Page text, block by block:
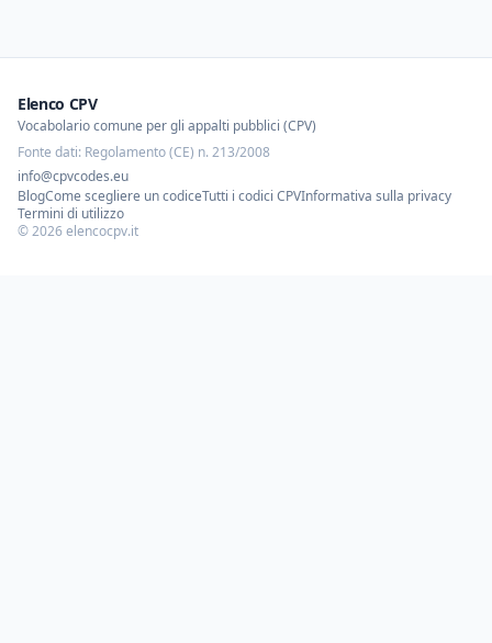
Elenco CPV
Vocabolario comune per gli appalti pubblici (CPV)
Fonte dati: Regolamento (CE) n. 213/2008
info@cpvcodes.eu
BlogCome scegliere un codiceTutti i codici CPVInformativa sulla privacy
Termini di utilizzo
©2026elencocpv.it